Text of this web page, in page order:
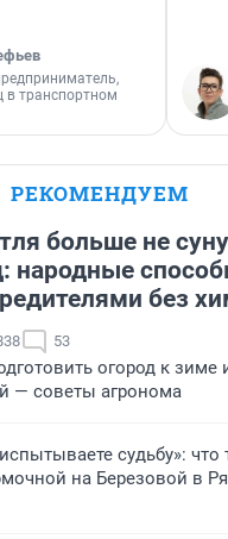
в транспортном
РЕКОМЕНДУЕМ
больше не
народные
без
53
огород к зиме
— советы агронома
судьбу»: что
на Березовой в